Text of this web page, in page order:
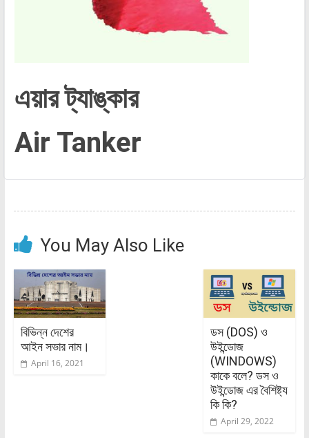
এয়ার ট্যাঙ্কার
Air Tanker
You May Also Like
বিভিন্ন দেশের
আইন সভার নাম।
April 16, 2021
ডস (DOS) ও
উইন্ডোজ
(WINDOWS)
কাকে বলে? ডস ও
উইন্ডোজ এর বৈশিষ্ট্য
কি কি?
April 29, 2022